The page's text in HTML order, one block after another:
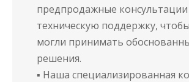
предпродажные
техническую поддержку,
могли принимать
решения.
▪ Наша специализированная